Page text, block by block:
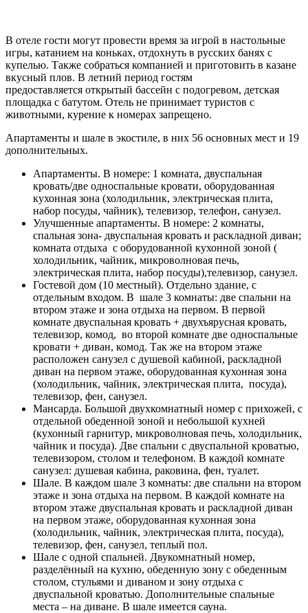
В отеле гости могут провести время за игрой в настольные
игры, катанием на коньках, отдохнуть в русских банях с
купелью. Также собраться компанией и приготовить в казане
вкусный плов. В летний период гостям
предоставляется открытый бассейн с подогревом, детская
площадка с батутом. Отель не принимает туристов с
животными, курение к номерах запрещено.
Апартаменты и шале в экостиле, в них 56 основных мест и 19
дополнительных.
Апартаменты. В номере: 1 комната, двуспальная
кровать/две односпальные кровати, оборудованная
кухонная зона (холодильник, электрическая плита,
набор посуды, чайник), телевизор, телефон, санузел.
Улучшенные апартаменты. В номере: 2 комнаты,
спальная зона- двуспальная кровать и раскладной диван;
комната отдыха с оборудованной кухонной зоной (
холодильник, чайник, микроволновая печь,
электрическая плита, набор посуды),телевизор, санузел.
Гостевой дом (10 местный). Отдельно здание, с
отдельным входом. В шале 3 комнаты: две спальни на
втором этаже и зона отдыха на первом. В первой
комнате двуспальная кровать + двухъярусная кровать,
телевизор, комод, во второй комнате две односпальные
кровати + диван, комод. Так же на втором этаже
расположен санузел с душевой кабиной, раскладной
диван на первом этаже, оборудованная кухонная зона
(холодильник, чайник, электрическая плита, посуда),
телевизор, фен, санузел.
Мансарда. Большой двухкомнатный номер с прихожей, с
отдельной обеденной зоной и небольшой кухней
(кухонный гарнитур, микроволновая печь, холодильник,
чайник и посуда). Две спальни с двуспальной кроватью,
телевизором, столом и телефоном. В каждой комнате
санузел: душевая кабина, раковина, фен, туалет.
Шале. В каждом шале 3 комнаты: две спальни на втором
этаже и зона отдыха на первом. В каждой комнате на
втором этаже двуспальная кровать и раскладной диван
на первом этаже, оборудованная кухонная зона
(холодильник, чайник, электрическая плита, посуда),
телевизор, фен, санузел, теплый пол.
Шале с одной спальней. Двукомнатный номер,
разделённый на кухню, обеденную зону с обеденным
столом, стульями и диваном и зону отдыха с
двуспальной кроватью. Дополнительные спальные
места – на диване. В шале имеется сауна.